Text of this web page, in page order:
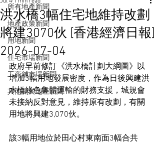
所有地產新聞
地產政策新聞
用地新聞
住宅市場新聞
工商舖市場新聞
其他關於地產新聞
洪水橋3幅住宅地維持改劃
將建3070伙 [香港經濟日報]
2026-07-04
政府早前修訂《洪水橋計劃大綱圖》以
增加3幅用地發展密度，作為日後興建洪
水橋綠色集體運輸的財務支援，城規會
未接納反對意見，維持原有改劃，有關
用地將興建3,070伙。
該3幅用地位於田心村東南面3幅合共